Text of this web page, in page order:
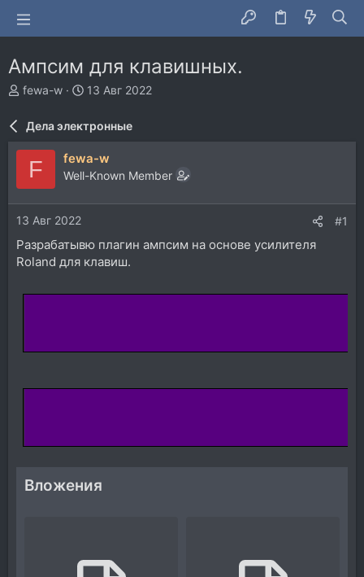
Ампсим для клавишных.
А
о
р
ы
fewa-w
Д
а
а
ч
13 Авг 2022
Дела электронные
F fewa-w
Well-Known Member
13 Авг 2022 #1
Разрабатывю плагин ампсим на основе усилителя
Roland для клавиш.
Вложения